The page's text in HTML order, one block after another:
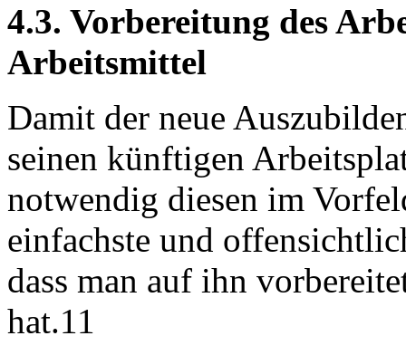
4.3. Vorbereitung des
Arbeitsmittel
Damit der neue
seinen künftigen
notwendig diesen im
einfachste und
dass man auf ihn
hat.11